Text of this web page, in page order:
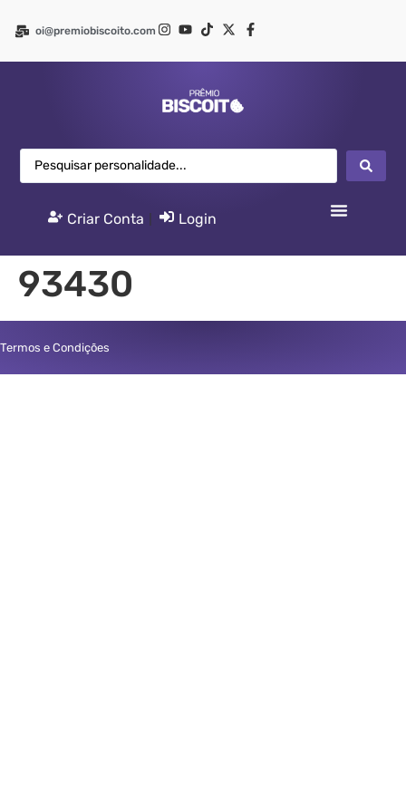
oi@premiobiscoito.com
Criar Conta Login
93430
Termos e Condições